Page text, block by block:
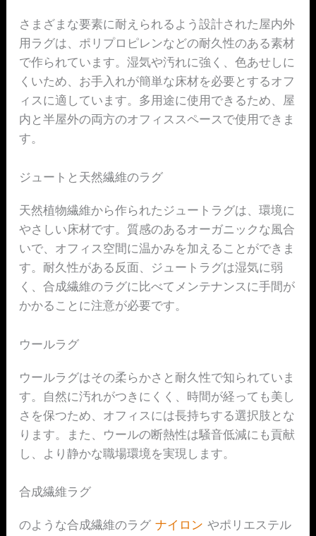
さまざまな要素に耐えられるよう設計された屋内外
用ラグは、ポリプロピレンなどの耐久性のある素材
で作られています。湿気や汚れに強く、色あせしに
くいため、お手入れが簡単な床材を必要とするオフ
ィスに適しています。多用途に使用できるため、屋
内と半屋外の両方のオフィススペースで使用できま
す。
ジュートと天然繊維のラグ
天然植物繊維から作られたジュートラグは、環境に
やさしい床材です。質感のあるオーガニックな風合
いで、オフィス空間に温かみを加えることができま
す。耐久性がある反面、ジュートラグは湿気に弱
く、合成繊維のラグに比べてメンテナンスに手間が
かかることに注意が必要です。
ウールラグ
ウールラグはその柔らかさと耐久性で知られていま
す。自然に汚れがつきにくく、時間が経っても美し
さを保つため、オフィスには長持ちする選択肢とな
ります。また、ウールの断熱性は騒音低減にも貢献
し、より静かな職場環境を実現します。
合成繊維ラグ
のような合成繊維のラグ ナイロン やポリエステル